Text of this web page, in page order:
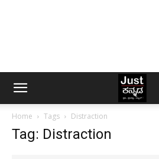
Home Tags Distraction
Tag: Distraction